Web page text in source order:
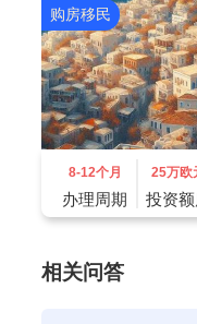
1、金融利益
希腊政府通过推出一
前来购买希腊房地产
身份。这些投资计划
径，使得希腊移民
2、地理位置：
希腊地处欧洲和亚洲
为是一个度假胜地。
购房移民
8-12个月
办理周期
25万欧
投资额
相关问答